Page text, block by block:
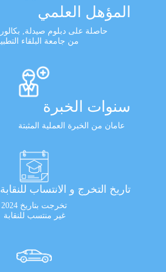
المؤهل العلمي
حاصلة على دبلوم صيدلة,
من جامعة البلقاء
سنوات الخبرة
عامان من الخبرة العملية المثبتة
تاريخ التخرج و الانتساب للنقابة
تخرجت بتاريخ 2024
غير منتسب للنقابة